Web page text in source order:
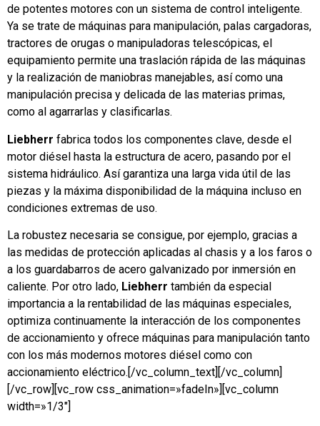
de potentes motores con un sistema de control inteligente.
Ya se trate de máquinas para manipulación, palas cargadoras,
tractores de orugas o manipuladoras telescópicas, el
equipamiento permite una traslación rápida de las máquinas
y la realización de maniobras manejables, así como una
manipulación precisa y delicada de las materias primas,
como al agarrarlas y clasificarlas.
Liebherr fabrica todos los componentes clave, desde el
motor diésel hasta la estructura de acero, pasando por el
sistema hidráulico. Así garantiza una larga vida útil de las
piezas y la máxima disponibilidad de la máquina incluso en
condiciones extremas de uso.
La robustez necesaria se consigue, por ejemplo, gracias a
las medidas de protección aplicadas al chasis y a los faros o
a los guardabarros de acero galvanizado por inmersión en
caliente. Por otro lado, Liebherr también da especial
importancia a la rentabilidad de las máquinas especiales,
optimiza continuamente la interacción de los componentes
de accionamiento y ofrece máquinas para manipulación tanto
con los más modernos motores diésel como con
accionamiento eléctrico.[/vc_column_text][/vc_column]
[/vc_row][vc_row css_animation=»fadeIn»][vc_column
width=»1/3″]